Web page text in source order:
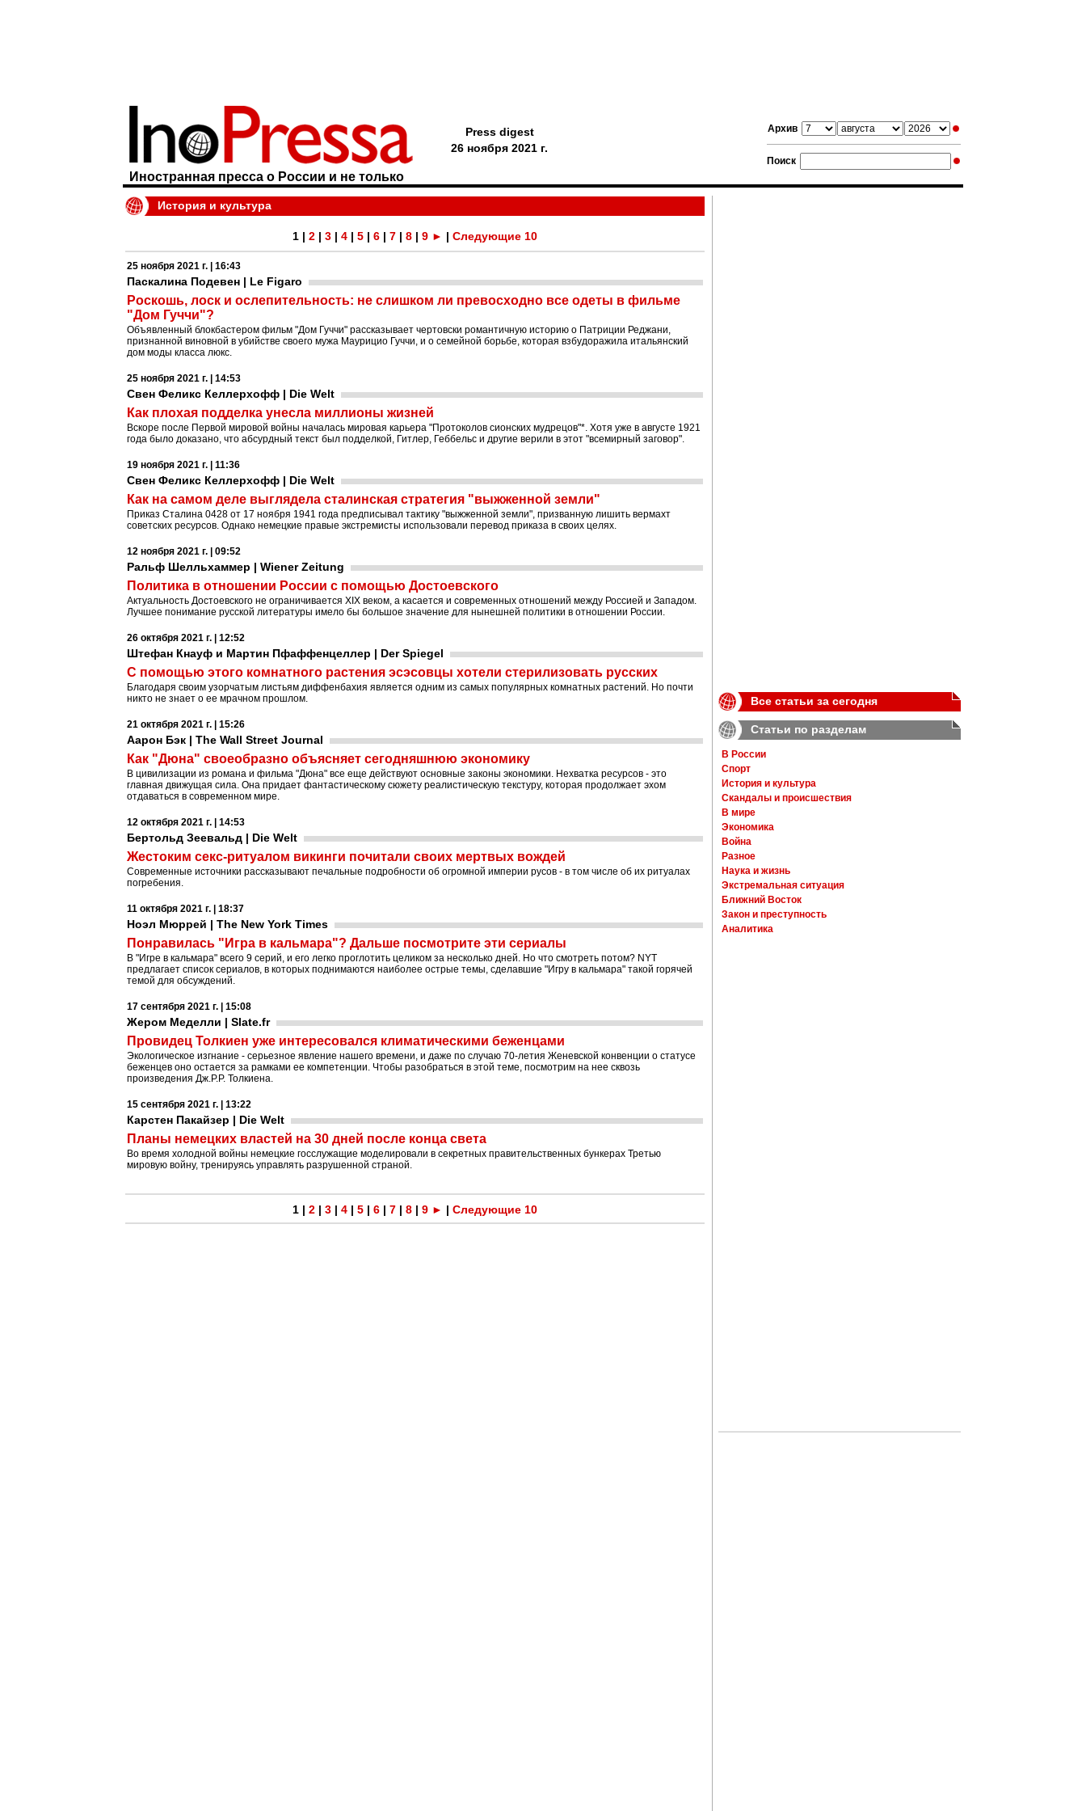
Архив
Поиск
Иностранная пресса о России и не только
Press digest
26 ноября 2021 г.
История и культура
1 | 2 | 3 | 4 | 5 | 6 | 7 | 8 | 9 ► | Следующие 10
25 ноября 2021 г. | 16:43
Паскалина Подевен | Le Figaro
Роскошь, лоск и ослепительность: не слишком ли превосходно все одеты в фильме
"Дом Гуччи"?
Объявленный блокбастером фильм "Дом Гуччи" рассказывает чертовски романтичную историю о Патриции Реджани,
признанной виновной в убийстве своего мужа Маурицио Гуччи, и о семейной борьбе, которая взбудоражила итальянский
дом моды класса люкс.
25 ноября 2021 г. | 14:53
Свен Феликс Келлерхофф | Die Welt
Как плохая подделка унесла миллионы жизней
Вскоре после Первой мировой войны началась мировая карьера "Протоколов сионских мудрецов"*. Хотя уже в августе 1921
года было доказано, что абсурдный текст был подделкой, Гитлер, Геббельс и другие верили в этот "всемирный заговор".
19 ноября 2021 г. | 11:36
Свен Феликс Келлерхофф | Die Welt
Как на самом деле выглядела сталинская стратегия "выжженной земли"
Приказ Сталина 0428 от 17 ноября 1941 года предписывал тактику "выжженной земли", призванную лишить вермахт
советских ресурсов. Однако немецкие правые экстремисты использовали перевод приказа в своих целях.
12 ноября 2021 г. | 09:52
Ральф Шелльхаммер | Wiener Zeitung
Политика в отношении России с помощью Достоевского
Актуальность Достоевского не ограничивается XIX веком, а касается и современных отношений между Россией и Западом.
Лучшее понимание русской литературы имело бы большое значение для нынешней политики в отношении России.
26 октября 2021 г. | 12:52
Штефан Кнауф и Мартин Пфаффенцеллер | Der Spiegel
С помощью этого комнатного растения эсэсовцы хотели стерилизовать русских
Благодаря своим узорчатым листьям диффенбахия является одним из самых популярных комнатных растений. Но почти
никто не знает о ее мрачном прошлом.
21 октября 2021 г. | 15:26
Аарон Бэк | The Wall Street Journal
Как "Дюна" своеобразно объясняет сегодняшнюю экономику
В цивилизации из романа и фильма "Дюна" все еще действуют основные законы экономики. Нехватка ресурсов - это
главная движущая сила. Она придает фантастическому сюжету реалистическую текстуру, которая продолжает эхом
отдаваться в современном мире.
12 октября 2021 г. | 14:53
Бертольд Зеевальд | Die Welt
Жестоким секс-ритуалом викинги почитали своих мертвых вождей
Современные источники рассказывают печальные подробности об огромной империи русов - в том числе об их ритуалах
погребения.
11 октября 2021 г. | 18:37
Ноэл Мюррей | The New York Times
Понравилась "Игра в кальмара"? Дальше посмотрите эти сериалы
В "Игре в кальмара" всего 9 серий, и его легко проглотить целиком за несколько дней. Но что смотреть потом? NYT
предлагает список сериалов, в которых поднимаются наиболее острые темы, сделавшие "Игру в кальмара" такой горячей
темой для обсуждений.
17 сентября 2021 г. | 15:08
Жером Меделли | Slate.fr
Провидец Толкиен уже интересовался климатическими беженцами
Экологическое изгнание - серьезное явление нашего времени, и даже по случаю 70-летия Женевской конвенции о статусе
беженцев оно остается за рамками ее компетенции. Чтобы разобраться в этой теме, посмотрим на нее сквозь
произведения Дж.Р.Р. Толкиена.
15 сентября 2021 г. | 13:22
Карстен Пакайзер | Die Welt
Планы немецких властей на 30 дней после конца света
Во время холодной войны немецкие госслужащие моделировали в секретных правительственных бункерах Третью
мировую войну, тренируясь управлять разрушенной страной.
1 | 2 | 3 | 4 | 5 | 6 | 7 | 8 | 9 ► | Следующие 10
Все статьи за сегодня
Статьи по разделам
В России
Спорт
История и культура
Скандалы и происшествия
В мире
Экономика
Война
Разное
Наука и жизнь
Экстремальная ситуация
Ближний Восток
Закон и преступность
Аналитика